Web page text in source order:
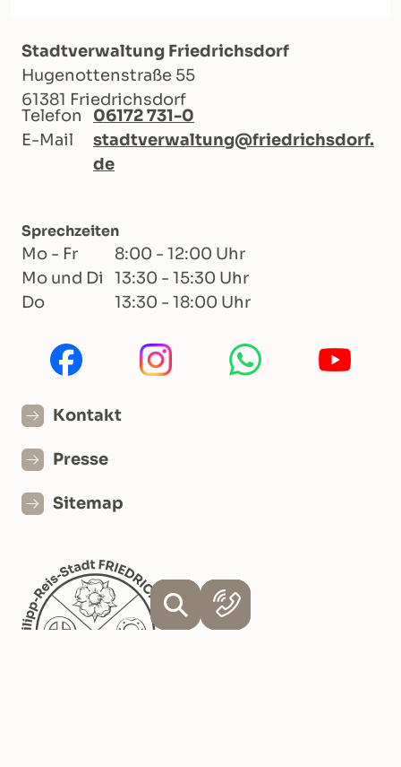
Stadtverwaltung Friedrichsdorf
Hugenottenstraße 55
61381 Friedrichsdorf
Telefon
06172 731-0
E-Mail
stadtverwaltung@friedrichsdorf.
de
Sprechzeiten
Mo - Fr
8:00 - 12:00 Uhr
Mo und Di
13:30 - 15:30 Uhr
Do
13:30 - 18:00 Uhr
Kontakt
Presse
Sitemap